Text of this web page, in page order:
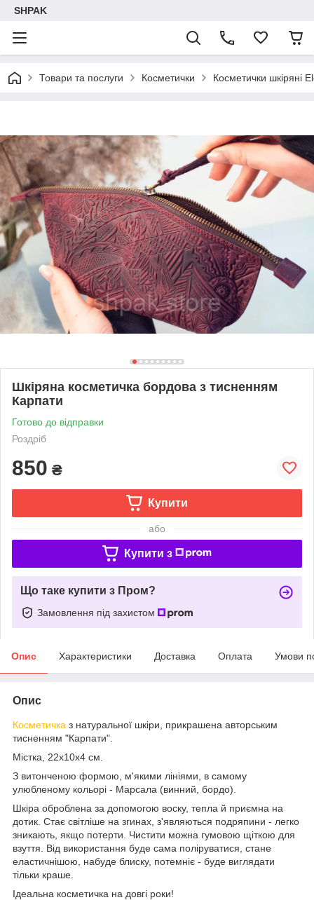
SHPAK
Товари та послуги Косметички Косметички шкіряні
Шкіряна косметичка бордова з тисненням
Карпати
Готово до відправки
Роздріб
850 ₴
Купити
або
Купити з
Що таке купити з Пром?
Замовлення під захистом
Опис Характеристики Доставка Оплата Умови
Опис
Косметичка з натуральної шкіри, прикрашена авторським
тисненням "Карпати".
Містка, 22х10х4 см.
З витонченою формою, м'якими лініями, в самому
улюбленому кольорі - Марсала (винний, бордо).
Шкіра оброблена за допомогою воску, тепла й приємна на
дотик. Стає світліше на згинах, з'являються подряпини - легко
зникають, якщо потерти. Чистити можна гумовою щіткою для
взуття. Від використання буде сама поліруватися, стане
еластичнішою, набуде блиску, потемніє - буде виглядати
тільки краше.
Ідеальна косметичка на довгі роки!